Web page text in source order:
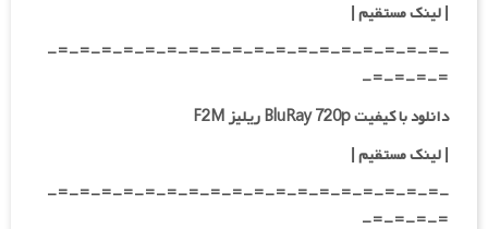
| لینک مستقیم |
-=-=-=-=-=-=-=-=-=-=-=-=-=-=-=-=-=-=-
=-=-=-=-
دانلود با کیفیت BluRay 720p ریلیز F2M
| لینک مستقیم |
-=-=-=-=-=-=-=-=-=-=-=-=-=-=-=-=-=-=-
=-=-=-=-